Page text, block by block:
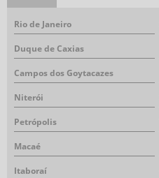
Rio de Janeiro
Duque de Caxias
Campos dos Goytacazes
Niterói
Petrópolis
Macaé
Itaboraí